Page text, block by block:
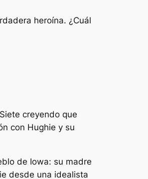
heroína. ¿Cuál
creyendo que
con Hughie y su
de Iowa: su madre
desde una idealista